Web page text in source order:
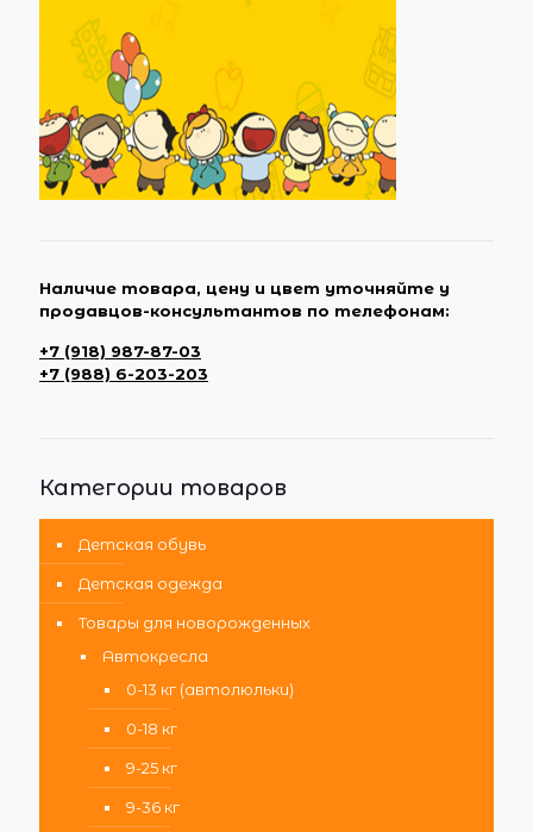
Наличие товара, цену и цвет уточняйте у
продавцов-консультантов по телефонам:
+7 (918) 987-87-03
+7 (988) 6-203-203
Категории товаров
Детская обувь
Детская одежда
Товары для новорожденных
Автокресла
0-13 кг (автолюльки)
0-18 кг
9-25 кг
9-36 кг